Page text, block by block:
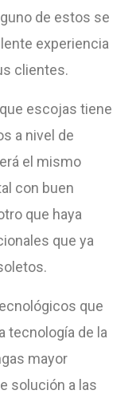
de estos se
experiencia
clientes.
escojas tiene
a nivel de
el mismo
con buen
que haya
que ya
que
tecnología de la
mayor
solución a las